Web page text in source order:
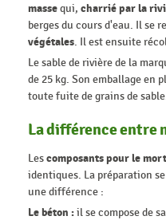
massequi, charrié par la
berges du cours d'eau. Il se
végétales. Il est ensuite
Le sable de rivière de la
de 25 kg. Son emballage en
toute fuite de grains de
La différence entre
Lescomposants pour le
identiques. La préparation
une différence :
Le béton :il se compose de